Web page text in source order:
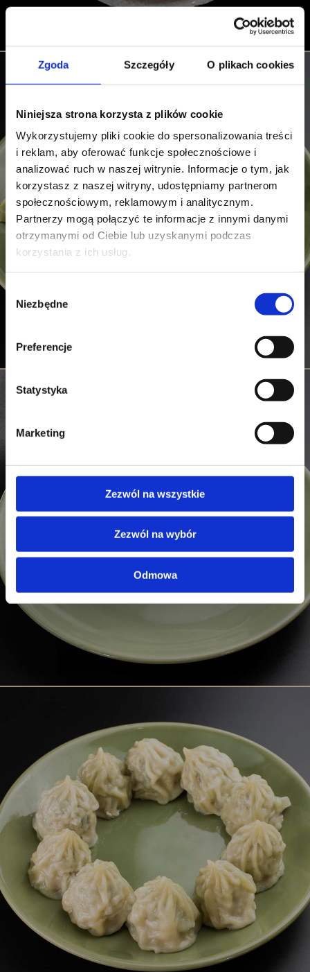
Zgoda Szczegóły O plikach cookies
Niniejsza strona korzysta z plików cookie
Wykorzystujemy pliki cookie do spersonalizowania treści
i reklam, aby oferować funkcje społecznościowe i
analizować ruch w naszej witrynie. Informacje o tym, jak
korzystasz z naszej witryny, udostępniamy partnerom
społecznościowym, reklamowym i analitycznym.
Partnerzy mogą połączyć te informacje z innymi danymi
otrzymanymi od Ciebie lub uzyskanymi podczas
korzystania z ich usług.
Wybór
zgody
Niezbędne
Preferencje
Statystyka
Marketing
Zezwól na wszystkie
Zezwól na wybór
Odmowa